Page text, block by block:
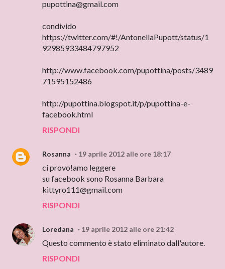
pupottina@gmail.com
condivido
https://twitter.com/#!/AntonellaPupott/status/1
92985933484797952
http://www.facebook.com/pupottina/posts/3489
71595152486
http://pupottina.blogspot.it/p/pupottina-e-
facebook.html
RISPONDI
Rosanna 19 aprile 2012 alle ore 18:17
ci provo!amo leggere
su facebook sono Rosanna Barbara
kittyro111@gmail.com
RISPONDI
Loredana 19 aprile 2012 alle ore 21:42
Questo commento è stato eliminato dall'autore.
RISPONDI